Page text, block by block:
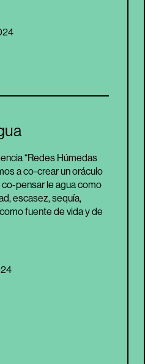
“Redes Húmedas
a co-crear un oráculo
pensar le agua como
escasez, sequía,
fuente de vida y de